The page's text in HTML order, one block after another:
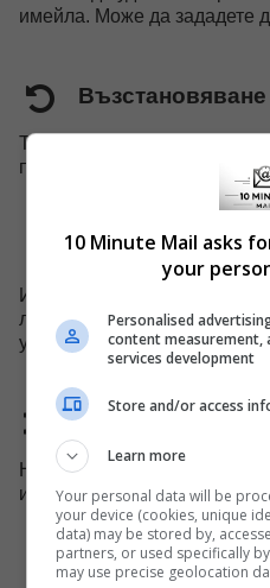
имейла. Може да зададете
Възстановяване
Току-що изтрития ви имейл
преди напълно да е
Мобилна
Имаме специален уебсайт
лесно можете да
устройство.
Домейнът е
Ние заменяме името на
избегнем блокиране на
10 Minute Mail asks
your
Personalised
content measurement,
services development
Store and/or access
Learn more
Your personal data will be
your device (cookies, unique
data) may be stored by,
partners, or used specifically
may use precise geolocation